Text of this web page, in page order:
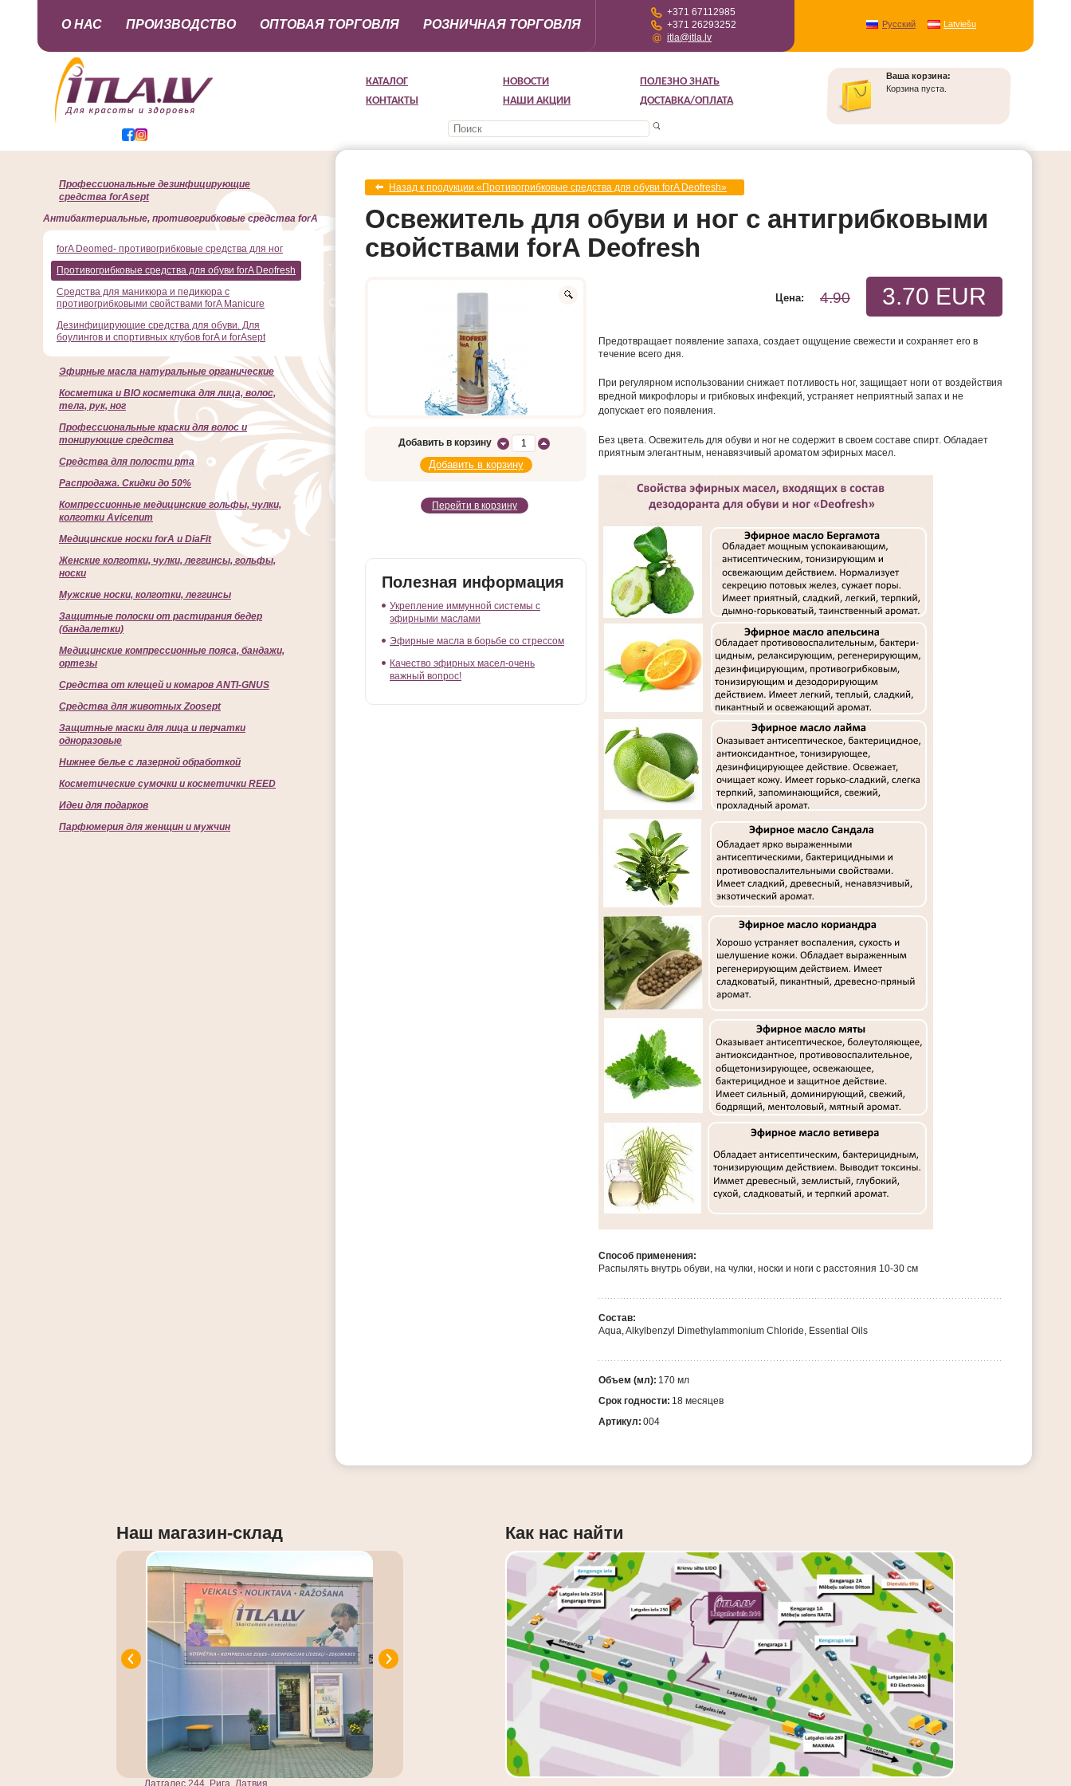
КАТАЛОГ НОВОСТИ
ПОЛЕЗНО ЗНАТЬ
КОНТАКТЫ
НАШИ АКЦИИ ДОСТАВКА/ОПЛАТА
Ваша корзина:
Корзина пуста.
О НАС ПРОИЗВОДСТВО ОПТОВАЯ ТОРГОВЛЯ РОЗНИЧНАЯ ТОРГОВЛЯ
+371 67112985
+371 26293252
itla@itla.lv
Русский Latviešu
Назад к продукции «Противогрибковые средства для обуви forA Deofresh»
Освежитель для обуви и ног с антигрибковыми
свойствами forA Deofresh
Добавить в корзину
Перейти в корзину
Полезная информация
Укрепление иммунной системы с
эфирными маслами
Эфирные масла в борьбе со стрессом
Качество эфирных масел-очень
важный вопрос!
3.70 EUR
4.90
Цена:
Предотвращает появление запаха, создает ощущение свежести и сохраняет его в
течение всего дня.
При регулярном использовании снижает потливость ног, защищает ноги от воздействия
вредной микрофлоры и грибковых инфекций, устраняет неприятный запах и не
допускает его появления.
Без цвета. Освежитель для обуви и ног не содержит в своем составе спирт. Обладает
приятным элегантным, ненавязчивый ароматом эфирных масел.
Способ применения:
Распылять внутрь обуви, на чулки, носки и ноги с расстояния 10-30 см
Состав:
Aqua, Alkylbenzyl Dimethylammonium Chloride, Essential Oils
Объем (мл): 170 мл
Срок годности: 18 месяцев
Артикул: 004
Профессиональные дезинфицирующие
средства forAsept
Антибактериальные, противогрибковые средства forA
forA Deomed- противогрибковые средства для ног
Противогрибковые средства для обуви forA Deofresh
Средства для маникюра и педикюра с
противогрибковыми свойствами forA Manicure
Дезинфицирующие средства для обуви. Для
боулингов и спортивных клубов forA и forAsept
Эфирные масла натуральные органические
Косметика и BIO косметика для лица, волос,
тела, рук, ног
Профессиональные краски для волос и
тонирующие средства
Cредства для полости рта
Распродажа. Скидки до 50%
Компрессионные медицинские гольфы, чулки,
колготки Avicenum
Медицинские носки forA и DiaFit
Женские колготки, чулки, леггинсы, гольфы,
носки
Мужские носки, колготки, леггинсы
Защитные полоски от растирания бедер
(бандалетки)
Медицинские компрессионные пояса, бандажи,
ортезы
Средства от клещей и комаров ANTI-GNUS
Средства для животных Zoosept
Защитные маски для лица и перчатки
одноразовые
Нижнее белье с лазерной обработкой
Косметические сумочки и косметички REED
Идеи для подарков
Парфюмерия для женщин и мужчин
Наш магазин-склад
Латгалес 244, Рига, Латвия
Как нас найти